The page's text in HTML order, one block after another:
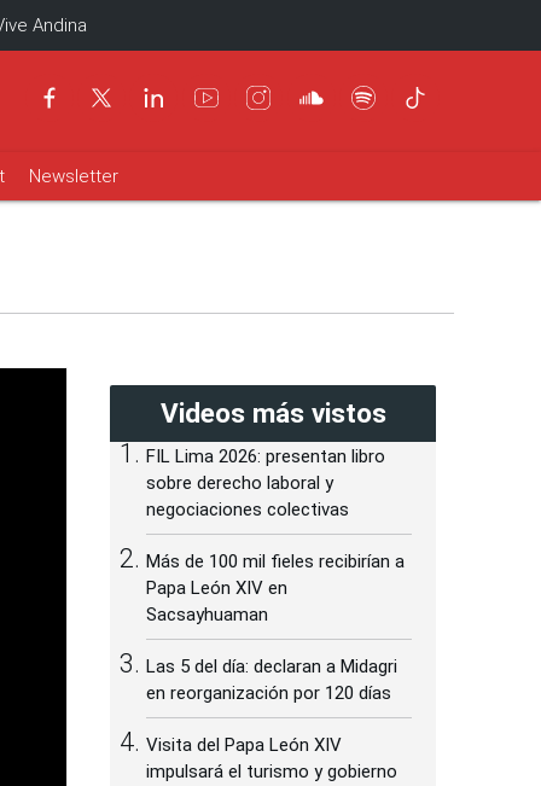
Andina
Newsletter
Videos más vistos
FIL Lima 2026: presentan libro
sobre derecho laboral y
negociaciones colectivas
Más de 100 mil fieles recibirían a
Papa León XIV en
Sacsayhuaman
Las 5 del día: declaran a Midagri
en reorganización por 120 días
Visita del Papa León XIV
impulsará el turismo y gobierno